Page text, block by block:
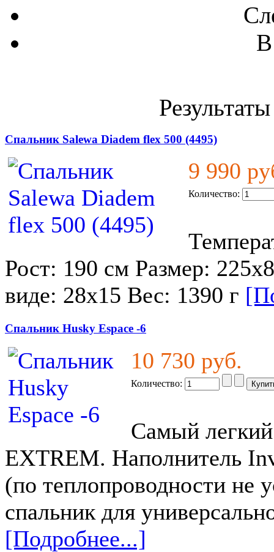
Спальник Salewa Diadem flex 500 (4495)
9 990
Количество:
Рост: 190 см Размер:
виде: 28x15 Вес: 1390 г
Спальник Husky Espace -6
10 730 руб.
Количество:
Самый
EXTREM. Наполнитель
(по теплопроводности не
спальник для
[Подробнее...]